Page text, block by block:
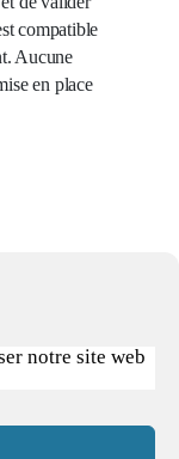
notre site web
compatible
Aucune
en place
319 817 318